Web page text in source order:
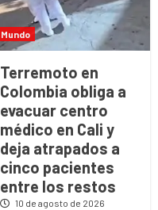
Mundo
Terremoto en
Colombia obliga a
evacuar centro
médico en Cali y
deja atrapados a
cinco pacientes
entre los restos
10 de agosto de 2026